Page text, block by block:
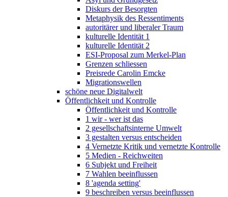
Diskurs der Besorgten
Metaphysik des Ressentiments
autoritärer und liberaler Traum
kulturelle Identität 1
kulturelle Identität 2
ESI-Proposal zum Merkel-Plan
Grenzen schliessen
Preisrede Carolin Emcke
Migrationswellen
schöne neue Digitalwelt
Öffentlichkeit und Kontrolle
Öffentlichkeit und Kontrolle
1 wir - wer ist das
2 gesellschaftsinterne Umwelt
3 gestalten versus entscheiden
4 Vernetzte Kritik und vernetzte Kontrolle
5 Medien - Reichweiten
6 Subjekt und Freiheit
7 Wahlen beeinflussen
8 'agenda setting'
9 beschreiben versus beeinflussen